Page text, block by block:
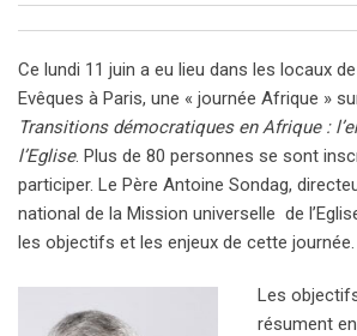
Ce lundi 11 juin a eu lieu dans les locaux
Evêques à Paris, une « journée Afrique »
Transitions démocratiques en Afrique :
l’Eglise. Plus de 80 personnes se sont
participer. Le Père Antoine Sondag,
national de la Mission universelle de
les objectifs et les enjeux de cette journée.
Les
résument